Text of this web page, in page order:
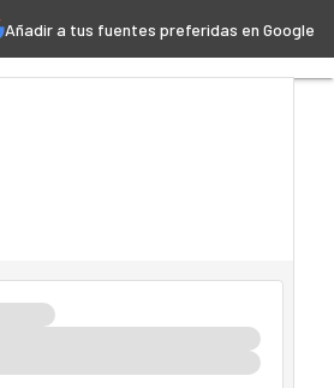
Añadir a tus fuentes preferidas en Google